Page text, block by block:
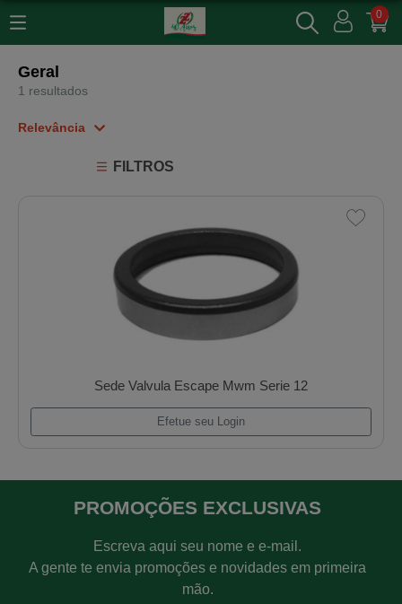
0
Geral
1 resultados
Relevância
Ordem Alfabética
FILTROS
Efetue seu Login
PROMOÇÕES EXCLUSIVAS
Escreva aqui seu nome e e-mail.
A gente te envia promoções e novidades em primeira
mão.